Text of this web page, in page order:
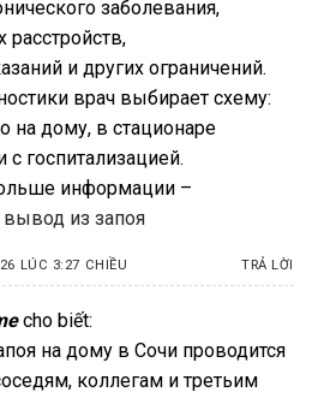
заболевания,
расстройств,
и других ограничений.
врач выбирает схему:
на дому, в стационаре
с госпитализацией.
информации –
из запоя
LÚC 3:27 CHIỀU TRẢ LỜI
cho biết:
на дому в Сочи проводится
коллегам и третьим